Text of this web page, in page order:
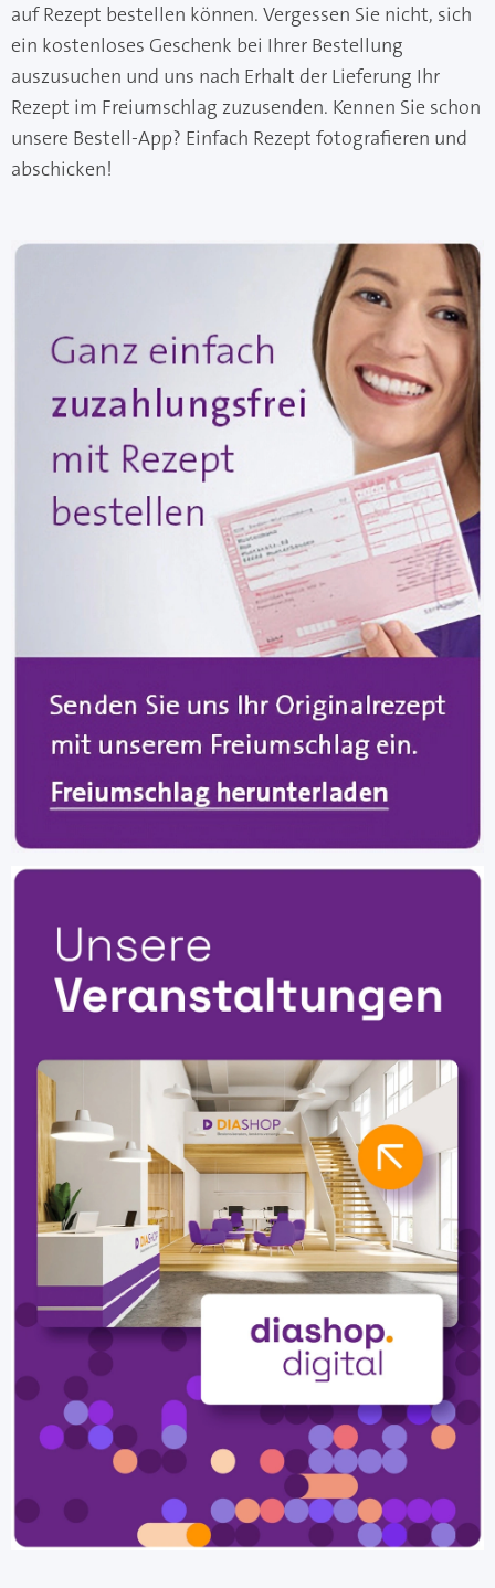
auf Rezept bestellen können. Vergessen Sie nicht, sich
ein kostenloses Geschenk bei Ihrer Bestellung
auszusuchen und uns nach Erhalt der Lieferung Ihr
Rezept im Freiumschlag zuzusenden. Kennen Sie schon
unsere Bestell-App? Einfach Rezept fotografieren und
abschicken!